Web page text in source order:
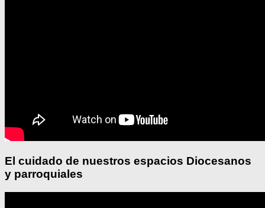
El cuidado de nuestros espacios Diocesanos
y parroquiales